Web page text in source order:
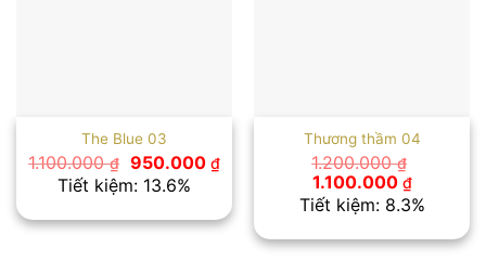
The Blue 03
1.100.000₫ Giá
gốc
là:
1.100.000 ₫.
950.000 ₫Giá
hiện
là:
950.000 ₫.
Tiết kiệm: 13.6%
Thương thầm 04
1.200.000₫
Giá
gốc
là:
1.100.000 ₫Giá
hiện
tại
Tiết kiệm: 8.3%